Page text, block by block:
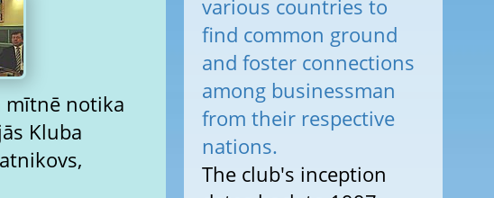
mītnē notika
Kluba
various countries to
find common ground
and foster connections
among businessman
from their respective
nations.
The club's inception